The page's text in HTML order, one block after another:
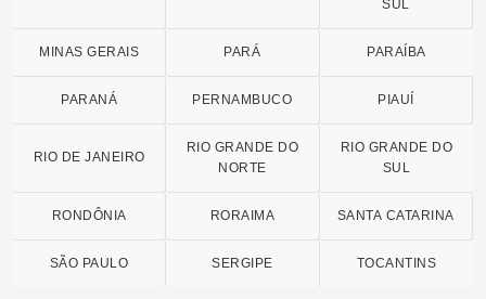
SUL
MINAS GERAIS PARÁ PARAÍBA
PARANÁ PERNAMBUCO PIAUÍ
RIO DE JANEIRO
RIO GRANDE DO
NORTE
RIO GRANDE DO
SUL
RONDÔNIA RORAIMA SANTA CATARINA
SÃO PAULO SERGIPE TOCANTINS